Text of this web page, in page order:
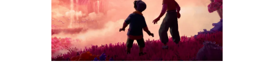
БАХТИ НАГРАДИТЕ
ИНТЕРВЮТА
ЗА НАС